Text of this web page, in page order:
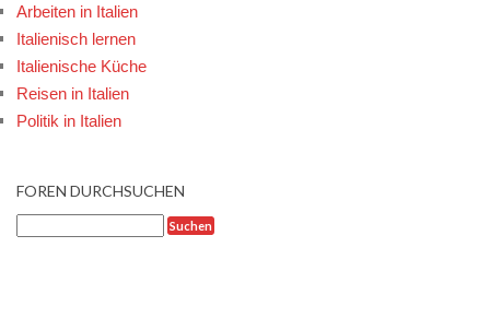
Arbeiten in Italien
Italienisch lernen
Italienische Küche
Reisen in Italien
Politik in Italien
FOREN DURCHSUCHEN